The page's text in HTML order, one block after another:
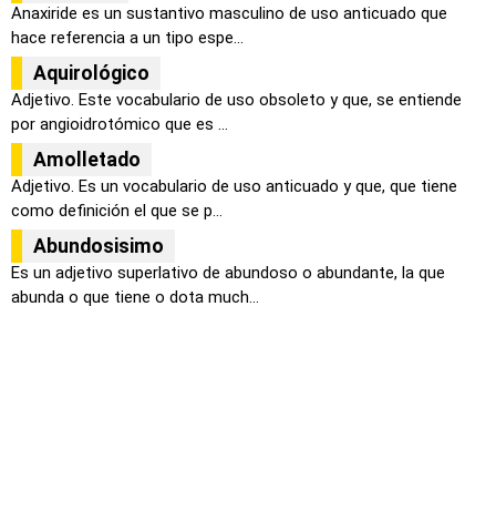
Anaxiride es un sustantivo masculino de uso anticuado que
hace referencia a un tipo espe...
Aquirológico
Adjetivo. Este vocabulario de uso obsoleto y que, se entiende
por angioidrotómico que es ...
Amolletado
Adjetivo. Es un vocabulario de uso anticuado y que, que tiene
como definición el que se p...
Abundosisimo
Es un adjetivo superlativo de abundoso o abundante, la que
abunda o que tiene o dota much...